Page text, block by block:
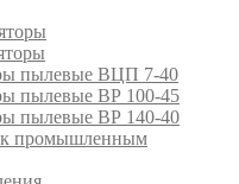
пылевые ВЦП 7-40
пылевые ВР 100-45
пылевые ВР 140-40
промышленным